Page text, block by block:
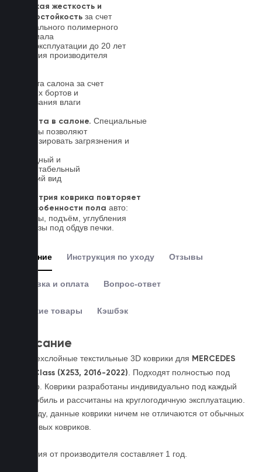
Высокая жесткость и
износостойкость за счет
специального полимерного
материала
Срок эксплуатации до 20 лет
Гарантия производителя
Чистота салона за счет
высоких бортов и
впитывания влаги
Чистота в салоне. Специальные
выступы позволяют
локализировать загрязнения и
Солидный и
презентабельный
внешний вид
Геометрия коврика повторяет
все особенности пола авто:
выступы, подъём, углубления
и вырезы под обдув печки.
Описание Инструкция по уходу Отзывы
Доставка и оплата Вопрос-ответ
Похожие товары Кэшбэк
Описание
Четырехслойные текстильные 3D коврики для MERCEDES
GLС-Class (X253, 2016-2022)
. Подходят полностью под
размер. Коврики разработаны индивидуально под каждый
автомобиль и рассчитаны на круглогодичную эксплуатацию.
По уходу, данные коврики ничем не отличаются от обычных
резиновых ковриков.
Гарантия от производителя составляет 1 год.